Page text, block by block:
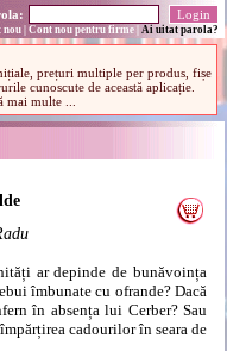
nou Cont nou pentru firme Ai uitat parola?
ar depinde de bunăvoința
îmbunate cu ofrande? Dacă
în absența lui Cerber? Sau
cadourilor în seara de